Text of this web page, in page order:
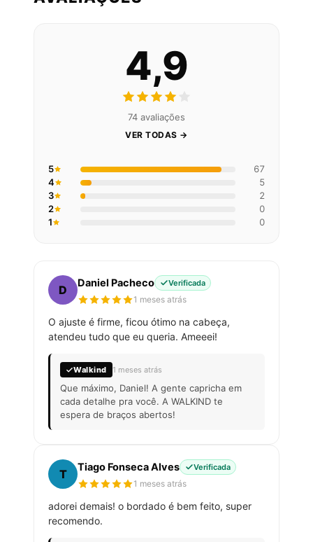
4,9
74 avaliações
VER TODAS →
5
67
4
5
3
2
2
0
1
0
D
Daniel Pacheco Verificada
1 meses atrás
O ajuste é firme, ficou ótimo na cabeça,
atendeu tudo que eu queria. Ameeei!
Walkind 1 meses atrás
Que máximo, Daniel! A gente capricha em
cada detalhe pra você. A WALKIND te
espera de braços abertos!
T
Tiago Fonseca Alves Verificada
1 meses atrás
adorei demais! o bordado é bem feito, super
recomendo.